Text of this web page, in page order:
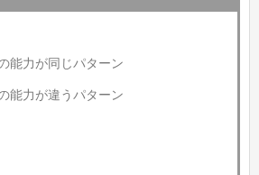
能力が同じパターン
能力が違うパターン